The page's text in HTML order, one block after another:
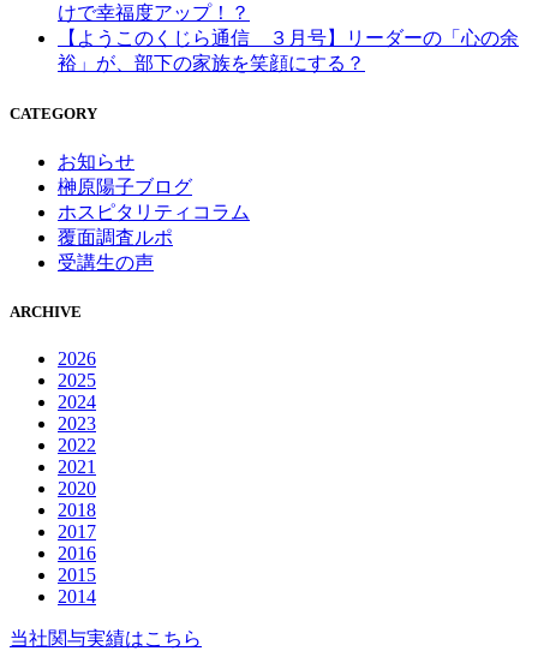
けで幸福度アップ！？
【ようこのくじら通信 ３月号】リーダーの「心の余
裕」が、部下の家族を笑顔にする？
CATEGORY
お知らせ
榊原陽子ブログ
ホスピタリティコラム
覆面調査ルポ
受講生の声
ARCHIVE
2026
2025
2024
2023
2022
2021
2020
2018
2017
2016
2015
2014
当社関与実績はこちら